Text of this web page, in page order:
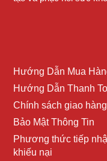
Hướng Dẫn Mua
Hướng Dẫn Thanh
Chính sách giao
Bảo Mật Thông Tin
Phương thức tiếp
khiếu nại